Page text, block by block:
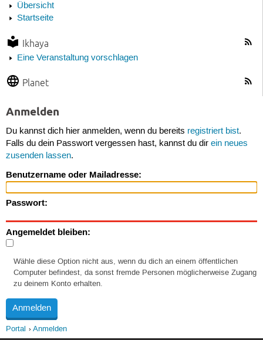
Übersicht
Startseite
Ikhaya
Eine Veranstaltung vorschlagen
Planet
Anmelden
Du kannst dich hier anmelden, wenn du bereits registriert bist.
Falls du dein Passwort vergessen hast, kannst du dir ein neues
zusenden lassen.
Benutzername oder Mailadresse:
Passwort:
Angemeldet bleiben:
Wähle diese Option nicht aus, wenn du dich an einem öffentlichen
Computer befindest, da sonst fremde Personen möglicherweise Zugang
zu deinem Konto erhalten.
Portal Anmelden